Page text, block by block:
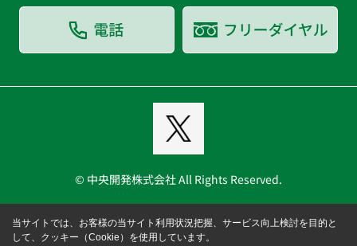
© 中央開発株式会社 All Rights Reserved.
当サイトでは、お客様の当サイト利用状況把握、サービス向上検討を目的と
して、クッキー（Cookie）を使用しています。